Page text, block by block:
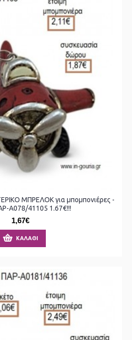
ΜΠΡΕΛΟΚ για μπομπονιέρες -
Α078/41105 1.67€!!!
1,67€
ΚΑΛΆΘΙ